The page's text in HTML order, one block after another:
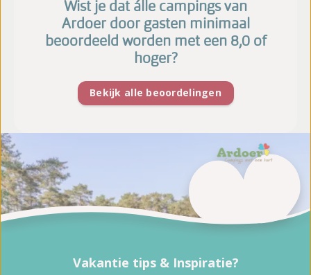
Wist je dat álle campings van
Ardoer door gasten minimaal
beoordeeld worden met een 8,0 of
hoger?
Bekijk alle beoordelingen
Vakantie tips & Inspiratie?